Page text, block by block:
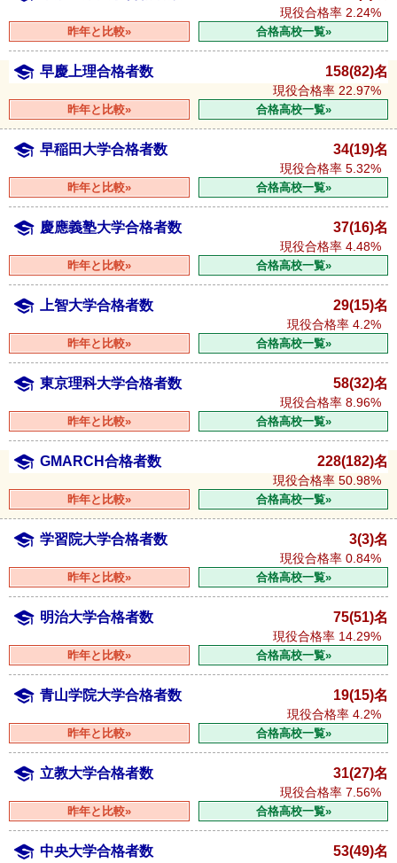
現役合格率 2.24%
昨年と比較» 合格高校一覧»
早慶上理合格者数 158(82)名
現役合格率 22.97%
昨年と比較» 合格高校一覧»
早稲田大学合格者数 34(19)名
現役合格率 5.32%
昨年と比較» 合格高校一覧»
慶應義塾大学合格者数 37(16)名
現役合格率 4.48%
昨年と比較» 合格高校一覧»
上智大学合格者数 29(15)名
現役合格率 4.2%
昨年と比較» 合格高校一覧»
東京理科大学合格者数 58(32)名
現役合格率 8.96%
昨年と比較» 合格高校一覧»
GMARCH合格者数 228(182)名
現役合格率 50.98%
昨年と比較» 合格高校一覧»
学習院大学合格者数 3(3)名
現役合格率 0.84%
昨年と比較» 合格高校一覧»
明治大学合格者数 75(51)名
現役合格率 14.29%
昨年と比較» 合格高校一覧»
青山学院大学合格者数 19(15)名
現役合格率 4.2%
昨年と比較» 合格高校一覧»
立教大学合格者数 31(27)名
現役合格率 7.56%
昨年と比較» 合格高校一覧»
中央大学合格者数 53(49)名